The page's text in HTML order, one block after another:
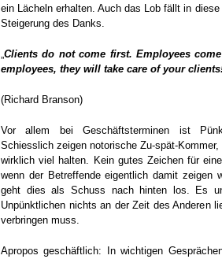
ein Lächeln erhalten. Auch das Lob fällt in
Steigerung des Danks.
„Clients do not come first. Employees
employees, they will take care of your
(Richard Branson)
Vor allem bei Geschäftsterminen ist
Schiesslich zeigen notorische Zu-spät-
wirklich viel halten. Kein gutes Zeichen für
wenn der Betreffende eigentlich damit
geht dies als Schuss nach hinten los. Es
Unpünktlichen nichts an der Zeit des Anderen
verbringen muss.
Apropos geschäftlich: In wichtigen